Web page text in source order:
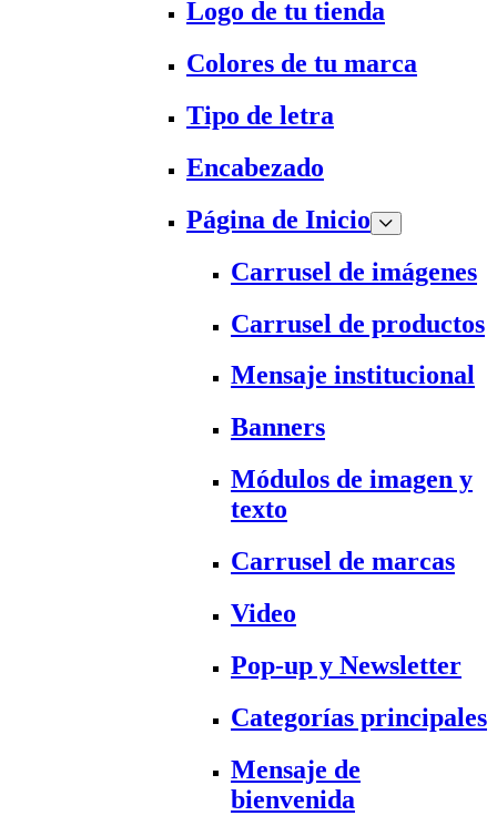
Logo de tu tienda
Colores de tu marca
Tipo de letra
Encabezado
Página de Inicio
Carrusel de imágenes
Carrusel de productos
Mensaje institucional
Banners
Módulos de imagen y
texto
Carrusel de marcas
Video
Pop-up y Newsletter
Categorías principales
Mensaje de
bienvenida